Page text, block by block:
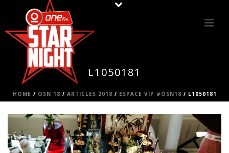
L1050181
HOME / OSN 18 / ARTICLES 2018 / ESPACE VIP #OSN18 / L1050181